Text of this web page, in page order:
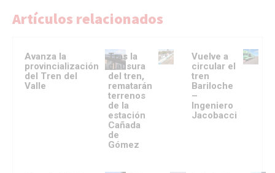
Artículos relacionados
Avanza la
provincialización
del Tren del
Valle
Tras la
clausura
del tren,
rematarán
terrenos
de la
estación
Cañada
de
Gómez
Vuelve a
circular el
tren
Bariloche
–
Ingeniero
Jacobacci